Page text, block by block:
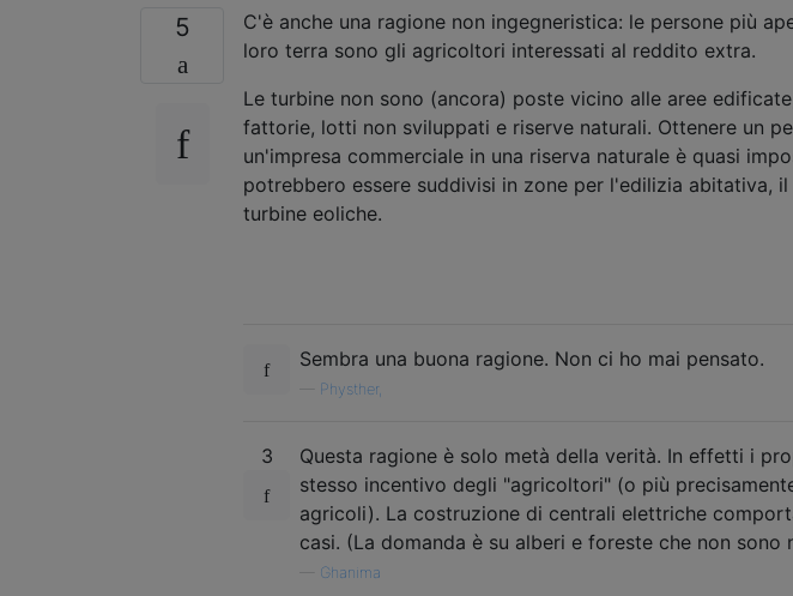
5
C'è anche una ragione non ingegneristica: le persone più
loro terra sono gli agricoltori interessati al reddito extra.
Le turbine non sono (ancora) poste vicino alle aree
fattorie, lotti non sviluppati e riserve naturali. Ottenere un
un'impresa commerciale in una riserva naturale è quasi
potrebbero essere suddivisi in zone per l'edilizia abitativa,
turbine eoliche.
Sembra una buona ragione. Non ci ho mai pensato.
Physther,
3
Questa ragione è solo metà della verità. In effetti i
stesso incentivo degli "agricoltori" (o più
agricoli). La costruzione di centrali elettriche
casi. (La domanda è su alberi e foreste che non sono
Ghanima